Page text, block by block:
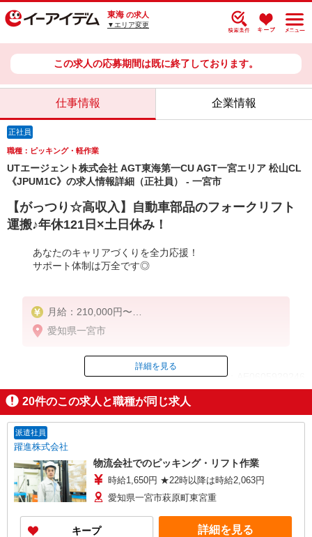
東海 の求人
▼エリア変更
この求人の応募期間は既に終了しております。
仕事情報 企業情報
正社員
職種：ピッキング・軽作業
UTエージェント株式会社 AGT東海第一CU AGT一宮エリア 松山CL
《JPUM1C》の求人情報詳細（正社員） - 一宮市
【がっつり☆高収入】自動車部品のフォークリフト
運搬♪年休121日×土日休み！
あなたのキャリアづくりを全力応援！
サポート体制は万全です◎
月給：210,000円〜
月収例：249,000円（月給＋各種手当）
※基本残業なし
愛知県一宮市
ID：AE0605929246
掲載期間終了
詳細を見る
20件のこの求人と職種が同じ求人
派遣社員
躍進株式会社
物流会社でのピッキング・リフト作業
時給1,650円 ★22時以降は時給2,063円
愛知県一宮市萩原町東宮重
キープ 詳細を見る